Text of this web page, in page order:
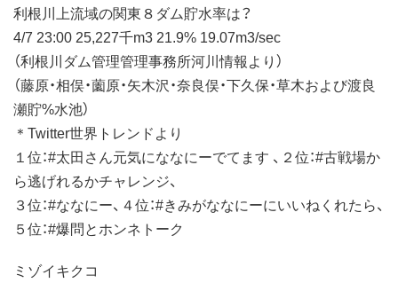
利根川上流域の関東８ダム貯水率は？
4/7 23:00 25,227千m3 21.9% 19.07m3/sec
（利根川ダム管理管理事務所河川情報より）
（藤原・相俣・薗原・矢木沢・奈良俣・下久保・草木および渡良
瀬貯%水池）
＊Twitter世界トレンドより
１位：#太田さん元気にななにーでてます 、２位：#古戦場か
ら逃げれるかチャレンジ、
３位：#ななにー、４位：#きみがななにーにいいねくれたら、
５位：#爆問とホンネトーク
ミゾイキクコ